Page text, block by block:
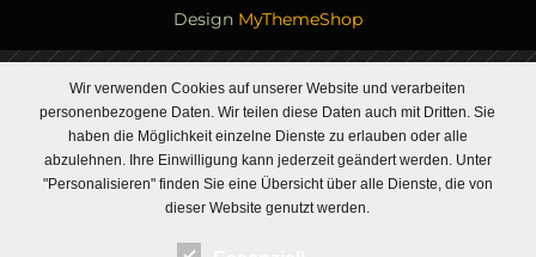
Design MyThemeShop
Wir verwenden Cookies auf unserer Website und verarbeiten
personenbezogene Daten. Wir teilen diese Daten auch mit Dritten. Sie
haben die Möglichkeit einzelne Dienste zu erlauben oder alle
abzulehnen. Ihre Einwilligung kann jederzeit geändert werden. Unter
"Personalisieren" finden Sie eine Übersicht über alle Dienste, die von
dieser Website genutzt werden.